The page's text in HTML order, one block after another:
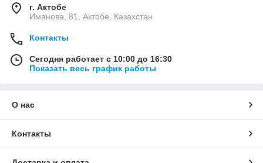
г. Актобе
Иманова, 81, Актобе, Казахстан
Контакты
Сегодня работает с 10:00 до 16:30
Показать весь график работы
О нас
Контакты